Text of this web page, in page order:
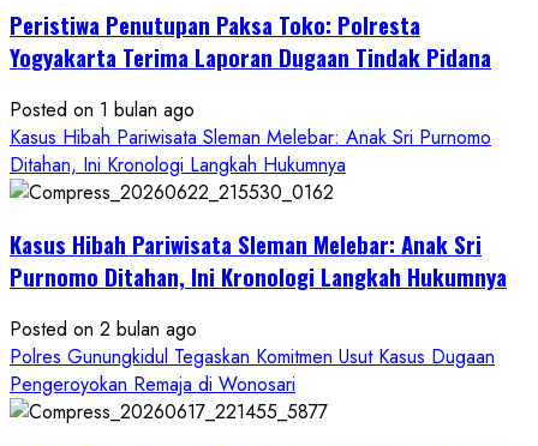
Anak
di
Aliansi
Janji
Kawal
Proses
Sampai
Tuntas
Peristiwa Penutupan Paksa Toko: Polresta
Yogyakarta Terima Laporan Dugaan Tindak Pidana
Posted on 1 bulan ago
Kasus Hibah Pariwisata Sleman Melebar: Anak Sri Purnomo
Ditahan, Ini Kronologi Langkah Hukumnya
Kasus Hibah Pariwisata Sleman Melebar: Anak Sri
Purnomo Ditahan, Ini Kronologi Langkah Hukumnya
Posted on 2 bulan ago
Polres Gunungkidul Tegaskan Komitmen Usut Kasus Dugaan
Pengeroyokan Remaja di Wonosari